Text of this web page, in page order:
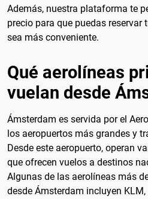
Además, nuestra plataforma te
precio para que puedas reservar
sea más conveniente.
Qué aerolíneas
vuelan desde
Ámsterdam es servida por el
los aeropuertos más grandes y
Desde este aeropuerto, operan
que ofrecen vuelos a destinos
Algunas de las aerolíneas más
desde Ámsterdam incluyen